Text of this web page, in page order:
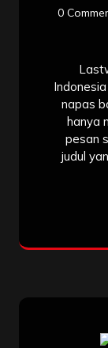
0
napas
hanya
pesan
judul